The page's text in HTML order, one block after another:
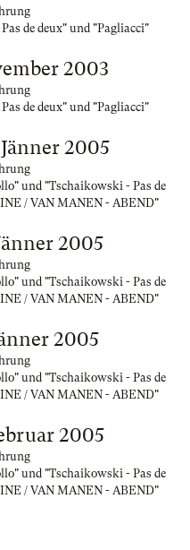
de deux" und "Pagliacci"
2003
de deux" und "Pagliacci"
2005
und "Tschaikowski - Pas de
/ VAN MANEN - ABEND"
2005
und "Tschaikowski - Pas de
/ VAN MANEN - ABEND"
2005
und "Tschaikowski - Pas de
/ VAN MANEN - ABEND"
2005
und "Tschaikowski - Pas de
/ VAN MANEN - ABEND"